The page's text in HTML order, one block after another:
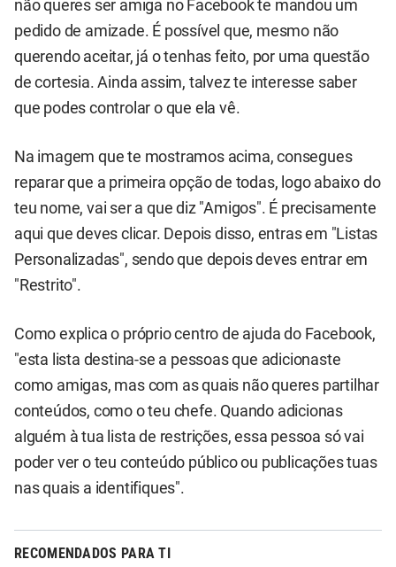
não queres ser amiga no Facebook te mandou um
pedido de amizade. É possível que, mesmo não
querendo aceitar, já o tenhas feito, por uma questão
de cortesia. Ainda assim, talvez te interesse saber
que podes controlar o que ela vê.
Na imagem que te mostramos acima, consegues
reparar que a primeira opção de todas, logo abaixo do
teu nome, vai ser a que diz "Amigos". É precisamente
aqui que deves clicar. Depois disso, entras em "Listas
Personalizadas", sendo que depois deves entrar em
"Restrito".
Como explica o próprio centro de ajuda do Facebook,
"esta lista destina-se a pessoas que adicionaste
como amigas, mas com as quais não queres partilhar
conteúdos, como o teu chefe. Quando adicionas
alguém à tua lista de restrições, essa pessoa só vai
poder ver o teu conteúdo público ou publicações tuas
nas quais a identifiques".
RECOMENDADOS PARA TI